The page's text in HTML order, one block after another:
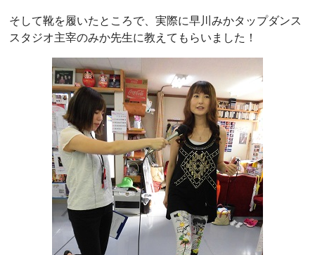
そして靴を履いたところで、実際に早川みかタップダンス
スタジオ主宰のみか先生に教えてもらいました！